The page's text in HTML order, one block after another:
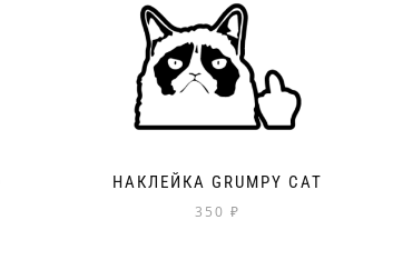
НАКЛЕЙКА GRUMPY CAT
350 ₽